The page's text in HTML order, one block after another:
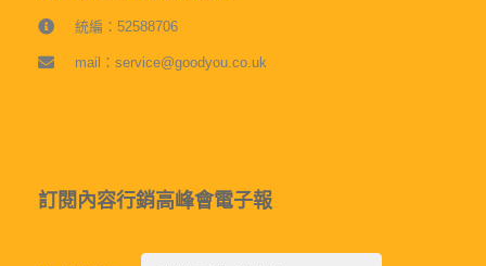
統編：52588706
mail：service@goodyou.co.uk
訂閱內容行銷高峰會電子報